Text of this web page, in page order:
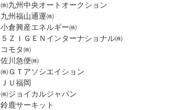
㈱九州中央オートオークション
九州福山通運㈱
小倉興産エネルギー㈱
５ＺＩＧＥＮインターナショナル㈱
コモタ㈱
佐川急便㈱
㈱ＧＴアソシエイション
ＪＵ福岡
㈱ジョイカルジャパン
鈴鹿サーキット